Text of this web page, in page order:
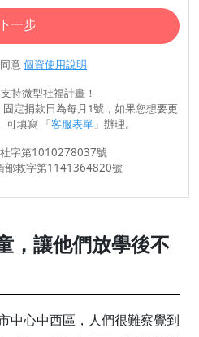
一步
意個資使用說明
持微型社福計畫！
定捐款日為每月1號，如果您想要更
可填寫 「客服表單」辦理。
字第1010278037號
部救字第1141364820號
，讓他們放學後不
中心中西區，人們很難察覺到